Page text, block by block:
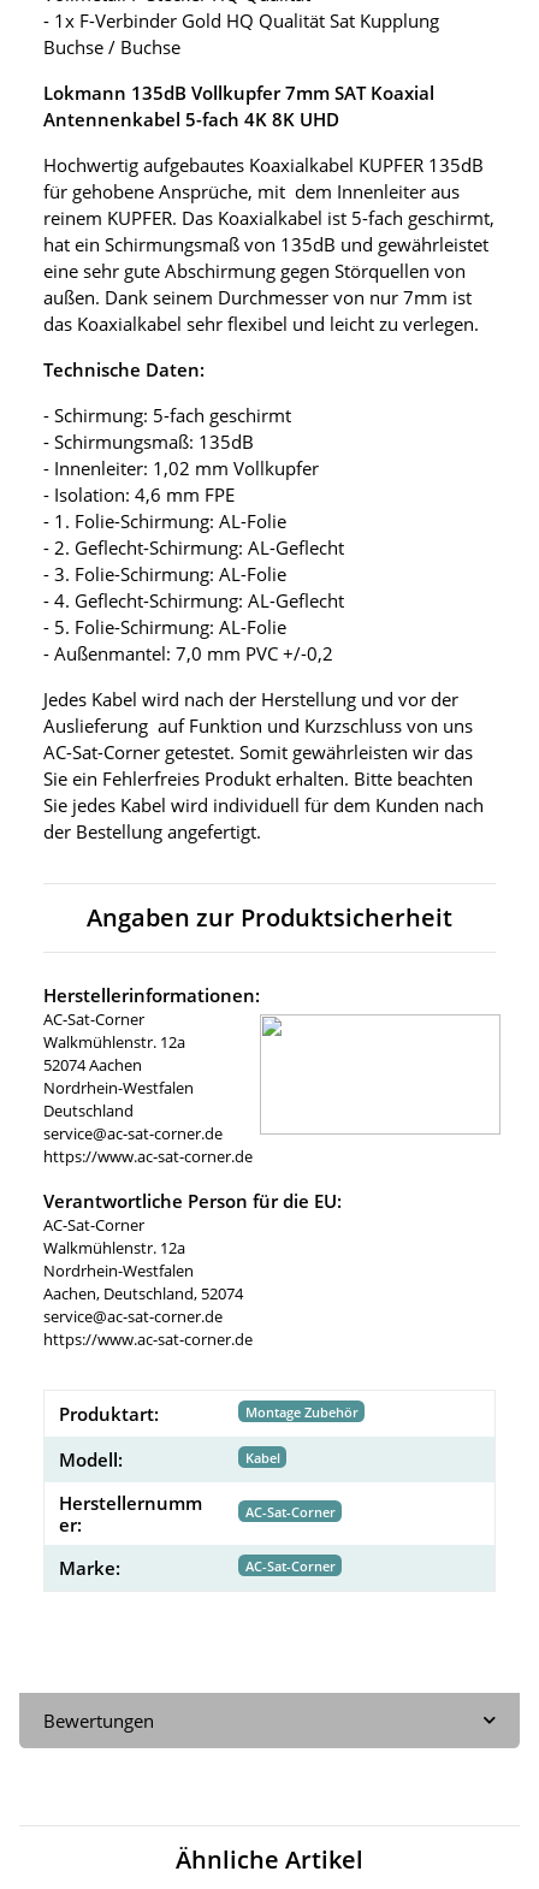
- 1x F-Verbinder Gold HQ Qualität Sat Kupplung
Buchse / Buchse
Lokmann 135dB Vollkupfer 7mm SAT Koaxial
Antennenkabel 5-fach 4K 8K UHD
Hochwertig aufgebautes Koaxialkabel KUPFER 135dB
für gehobene Ansprüche, mit dem Innenleiter aus
reinem KUPFER. Das Koaxialkabel ist 5-fach geschirmt,
hat ein Schirmungsmaß von 135dB und gewährleistet
eine sehr gute Abschirmung gegen Störquellen von
außen. Dank seinem Durchmesser von nur 7mm ist
das Koaxialkabel sehr flexibel und leicht zu verlegen.
Technische Daten:
- Schirmung: 5-fach geschirmt
- Schirmungsmaß: 135dB
- Innenleiter: 1,02 mm Vollkupfer
- Isolation: 4,6 mm FPE
- 1. Folie-Schirmung: AL-Folie
- 2. Geflecht-Schirmung: AL-Geflecht
- 3. Folie-Schirmung: AL-Folie
- 4. Geflecht-Schirmung: AL-Geflecht
- 5. Folie-Schirmung: AL-Folie
- Außenmantel: 7,0 mm PVC +/-0,2
Jedes Kabel wird nach der Herstellung und vor der
Auslieferung auf Funktion und Kurzschluss von uns
AC-Sat-Corner getestet. Somit gewährleisten wir das
Sie ein Fehlerfreies Produkt erhalten. Bitte beachten
Sie jedes Kabel wird individuell für dem Kunden nach
der Bestellung angefertigt.
Angaben zur Produktsicherheit
Herstellerinformationen:
AC-Sat-Corner
Walkmühlenstr. 12a
52074 Aachen
Nordrhein-Westfalen
Deutschland
service@ac-sat-corner.de
https://www.ac-sat-corner.de
Verantwortliche Person für die EU:
AC-Sat-Corner
Walkmühlenstr. 12a
Nordrhein-Westfalen
Aachen, Deutschland, 52074
service@ac-sat-corner.de
https://www.ac-sat-corner.de
Produktart: Montage Zubehör
Modell: Kabel
Herstellernumm
er:
AC-Sat-Corner
Marke: AC-Sat-Corner
Bewertungen
Ähnliche Artikel